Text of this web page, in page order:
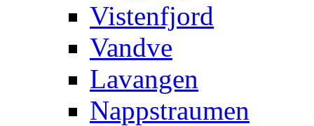
Vistenfjord
Vandve
Lavangen
Nappstraumen